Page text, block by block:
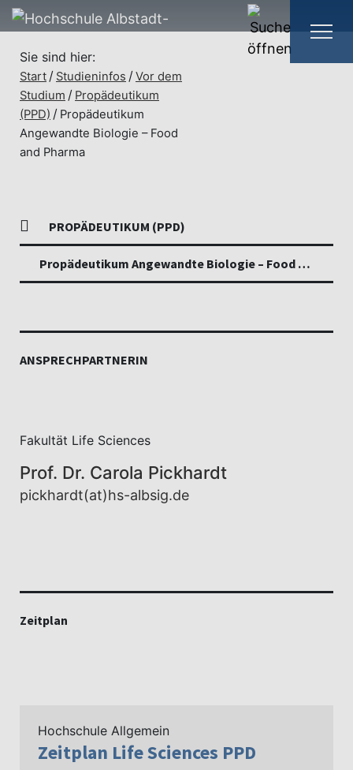
Sie sind hier:
Start Studieninfos
Vor dem
Studium
Propädeutikum
(PPD)
Propädeutikum
Angewandte Biologie – Food
and Pharma
PROPÄDEUTIKUM (PPD)
Propädeutikum Angewandte Biologie – Food and Pharma
ANSPRECHPARTNERIN
Fakultät Life Sciences
Prof. Dr. Carola Pickhardt
pickhardt(at)hs-albsig.de
Zeitplan
Hochschule Allgemein
Zeitplan Life Sciences PPD